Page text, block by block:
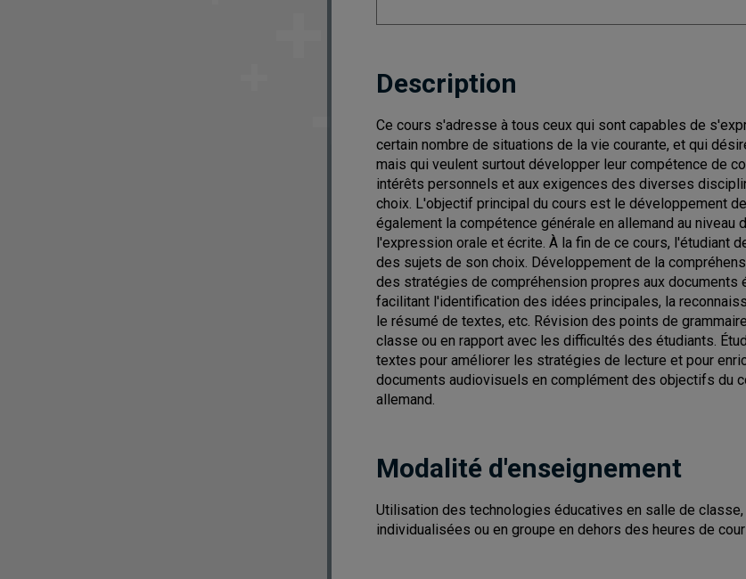
Description
Ce cours s'adresse à tous ceux qui sont capables de
certain nombre de situations de la vie courante, et qui
mais qui veulent surtout développer leur compétence de
intérêts personnels et aux exigences des diverses
choix. L'objectif principal du cours est le développement
également la compétence générale en allemand au
l'expression orale et écrite. À la fin de ce cours, l'étudiant
des sujets de son choix. Développement de la
des stratégies de compréhension propres aux documents
facilitant l'identification des idées principales, la
le résumé de textes, etc. Révision des points de
classe ou en rapport avec les difficultés des étudiants.
textes pour améliorer les stratégies de lecture et pour
documents audiovisuels en complément des objectifs du
allemand.
Modalité d'enseignement
Utilisation des technologies éducatives en salle de
individualisées ou en groupe en dehors des heures de